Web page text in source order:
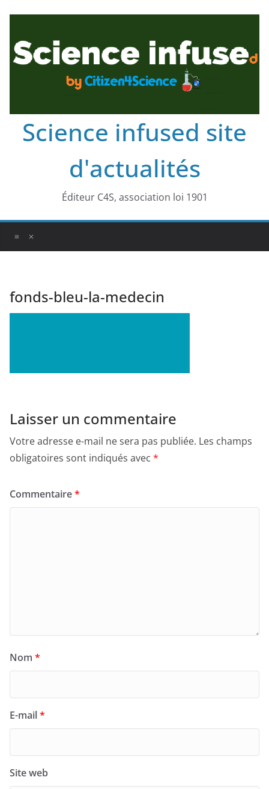
Science infused site
d'actualités
Éditeur C4S, association loi 1901
fonds-bleu-la-medecin
Laisser un commentaire
Votre adresse e-mail ne sera pas publiée. Les champs
obligatoires sont indiqués avec *
Commentaire*
Nom *
E-mail*
Site web